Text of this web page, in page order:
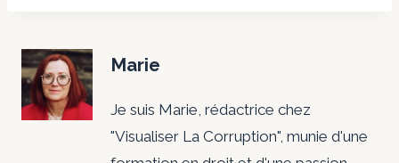
Marie
Je suis Marie, rédactrice chez
"Visualiser La Corruption", munie d'une